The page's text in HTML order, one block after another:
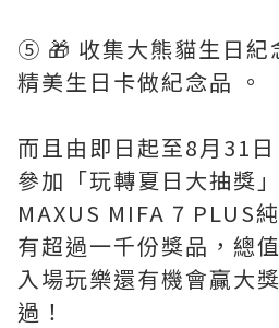
⑤ 🎁 收集大熊貓生日紀
精美生日卡做紀念品 。
而且由即日起至8月31
參加「玩轉夏日大抽獎
MAXUS MIFA 7 PLUS
有超過一千份獎品，總
入場玩樂還有機會贏大
過！